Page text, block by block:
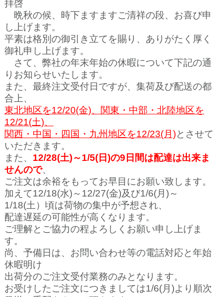
拝啓
晩秋の候、時下ますますご清祥の段、お喜び申
し上げます。
平素は格別の御引き立てを賜り、ありがたく厚く
御礼申し上げます。
さて、弊社の年末年始の休暇について下記の通
りお知らせいたします。
また、最終注文受付日ですが、集荷及び配送の都
合上、
東北地区を12/20(金)、関東・中部・北陸地区を
12/21(土)、
関西・中国・四国・九州地区を12/23(月)とさせて
いただきます。
また、 12/28(土)～1/5(日)の9日間は配達は出来ま
せんので、
ご注文は余裕を もってお早目にお願い致します。
加えて12/18(水)～12/27(金)及び1/6(月)～
1/18(土）頃は荷物の集中が予想され、
配達遅延の可能性が高くなります。
ご理解とご協力の程よろしくお願い申し上げま
す。
尚、予備日は、お問い合わせ等の電話対応と年始
休暇明け
出荷分のご注文受付業務のみとなります。
お受けしたご注文につきましては1/6(月)より順次